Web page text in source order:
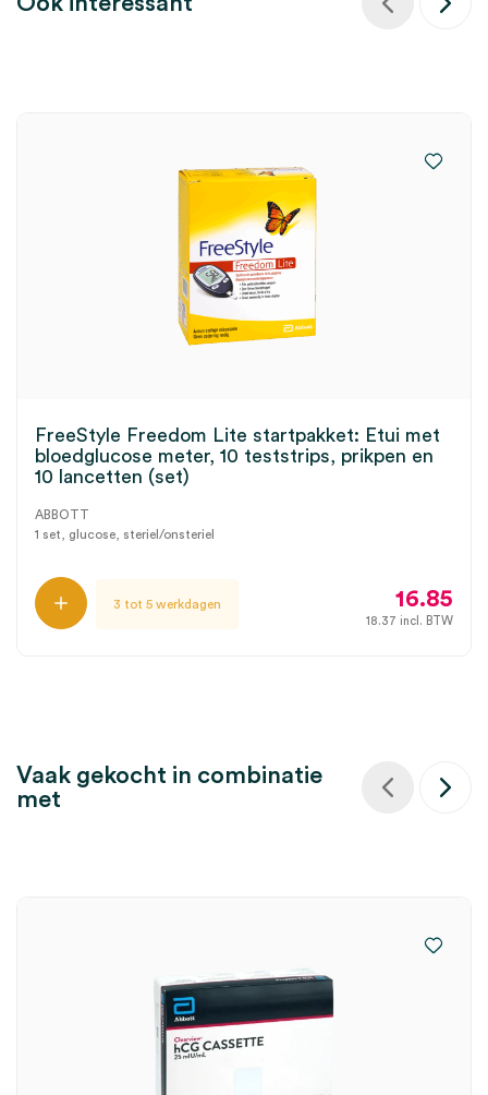
FreeStyle Freedom Lite startpakket: Etui met
bloedglucose meter, 10 teststrips, prikpen en
10 lancetten (set)
ABBOTT
1 set, glucose, steriel/onsteriel
3 tot 5 werkdagen 16.85
18.37 incl. BTW
Vaak gekocht in combinatie
met